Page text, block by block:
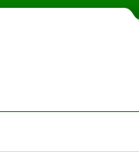
約システム